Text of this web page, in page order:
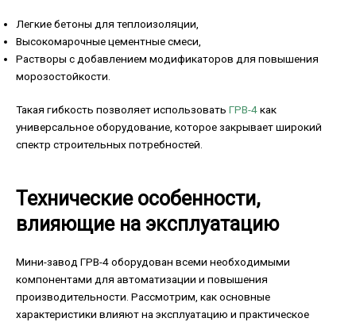
Легкие бетоны для теплоизоляции,
Высокомарочные цементные смеси,
Растворы с добавлением модификаторов для повышения
морозостойкости.
Такая гибкость позволяет использовать ГРВ-4как
универсальное оборудование, которое закрывает широкий
спектр строительных потребностей.
Технические особенности,
влияющие на эксплуатацию
Мини-завод ГРВ-4 оборудован всеми необходимыми
компонентами для автоматизации и повышения
производительности. Рассмотрим, как основные
характеристики влияют на эксплуатацию и практическое